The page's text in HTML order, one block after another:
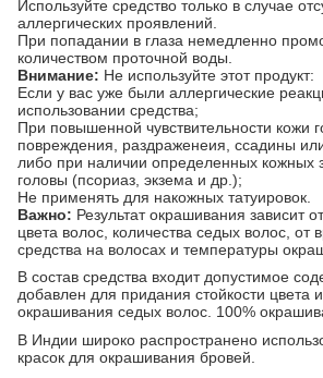
Используйте средство только в случае
аллергических проявлений.
При попадании в глаза немедленно
количеством проточной воды.
Внимание: Не используйте этот продукт:
Если у вас уже были аллергические
использовании средства;
При повышенной чувствительности кожи
повреждения, раздраженеия, ссадины
либо при наличии определенных кожных
головы (псориаз, экзема и др.);
Не применять для накожных татуировок.
Важно: Результат окрашивания зависит
цвета волос, количества седых волос, от
средства на волосах и температуры
В состав средства входит допустимое
добавлен для придания стойкости цвета
окрашивания седых волос. 100%
В Индии широко распространено
красок для окрашивания бровей.